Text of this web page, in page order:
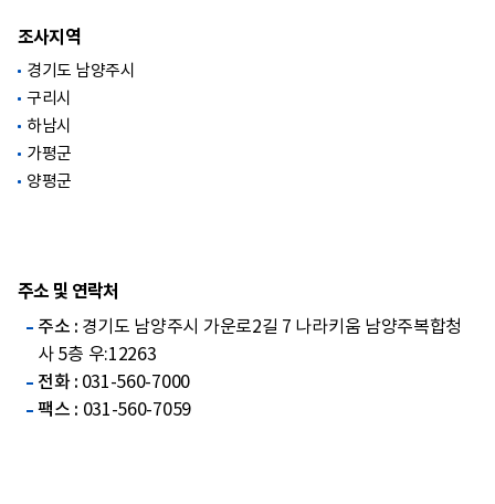
조사지역
경기도 남양주시
구리시
하남시
가평군
양평군
주소 및 연락처
주소 : 경기도 남양주시 가운로2길 7 나라키움 남양주복합청
사 5층 우:12263
전화 : 031-560-7000
팩스 : 031-560-7059